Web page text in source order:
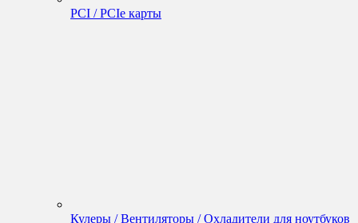
PCI / PCIe карты
Кулеры / Вентиляторы / Охладители для ноутбуков